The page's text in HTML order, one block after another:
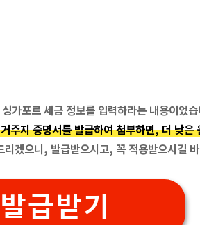
가포르 세금 정보를 입력하라는 내용이었
주지 증명서를 발급하여 첨부하면, 더 낮은
겠으니, 발급받으시고, 꼭 적용받으시길
급받기